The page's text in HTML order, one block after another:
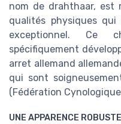
nom de drahthaar, est
qualités physiques
exceptionnel. Ce
spécifiquement
arret allemand
qui sont
(Fédération
UNE APPARENCE